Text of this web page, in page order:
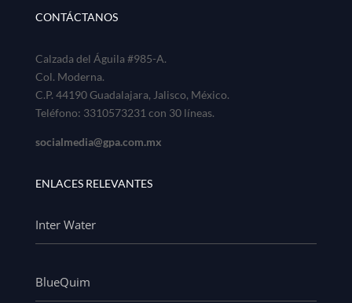
CONTÁCTANOS
Calzada del Águila #985-A.
Col. Moderna.
C.P. 44190 Guadalajara, Jalisco, México.
Teléfono: 3310573231 con 30 líneas.
socialmedia@gpa.com.mx
ENLACES RELEVANTES
Inter Water
BlueQuim